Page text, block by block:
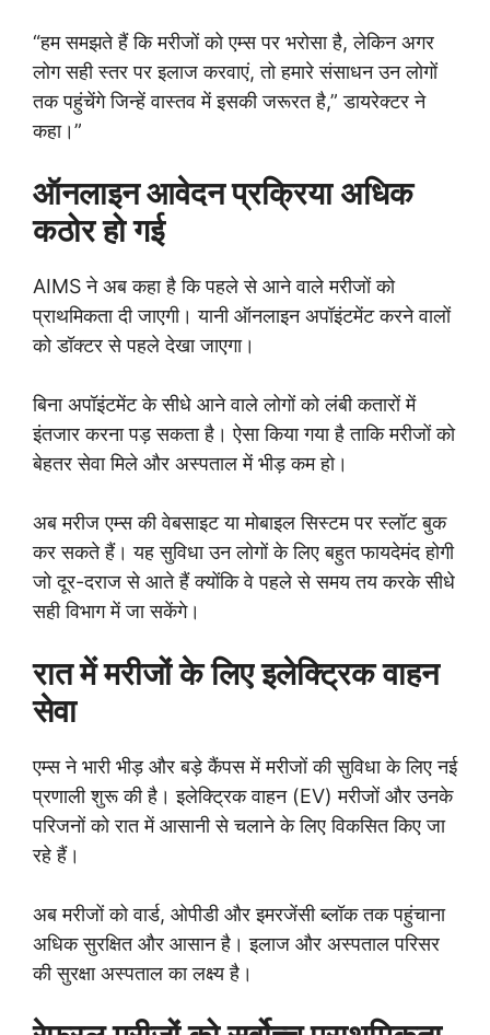
“हम समझते हैं कि मरीजों को एम्स पर भरोसा है, लेकिन अगर
लोग सही स्तर पर इलाज करवाएं, तो हमारे संसाधन उन लोगों
तक पहुंचेंगे जिन्हें वास्तव में इसकी जरूरत है,” डायरेक्टर ने
कहा।”
ऑनलाइन आवेदन प्रक्रिया अधिक
कठोर हो गई
AIMS ने अब कहा है कि पहले से आने वाले मरीजों को
प्राथमिकता दी जाएगी। यानी ऑनलाइन अपॉइंटमेंट करने वालों
को डॉक्टर से पहले देखा जाएगा।
बिना अपॉइंटमेंट के सीधे आने वाले लोगों को लंबी कतारों में
इंतजार करना पड़ सकता है। ऐसा किया गया है ताकि मरीजों को
बेहतर सेवा मिले और अस्पताल में भीड़ कम हो।
अब मरीज एम्स की वेबसाइट या मोबाइल सिस्टम पर स्लॉट बुक
कर सकते हैं। यह सुविधा उन लोगों के लिए बहुत फायदेमंद होगी
जो दूर-दराज से आते हैं क्योंकि वे पहले से समय तय करके सीधे
सही विभाग में जा सकेंगे।
रात में मरीजों के लिए इलेक्ट्रिक वाहन
सेवा
एम्स ने भारी भीड़ और बड़े कैंपस में मरीजों की सुविधा के लिए नई
प्रणाली शुरू की है। इलेक्ट्रिक वाहन (EV) मरीजों और उनके
परिजनों को रात में आसानी से चलाने के लिए विकसित किए जा
रहे हैं।
अब मरीजों को वार्ड, ओपीडी और इमरजेंसी ब्लॉक तक पहुंचाना
अधिक सुरक्षित और आसान है। इलाज और अस्पताल परिसर
की सुरक्षा अस्पताल का लक्ष्य है।